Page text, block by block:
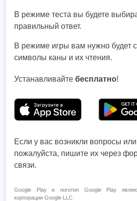
В режиме теста вы будете
правильный ответ.
В режиме игры вам нужно будет
символы каны и их чтения.
Устанавливайте бесплатно!
Если у вас возникли вопросы
пожалуйста, пишите их через
связи.
Google Play и логотип Google Play
корпорации Google LLC.